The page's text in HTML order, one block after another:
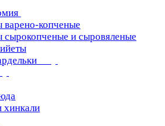
варено-копченые
сырокопченые и сыровяленые
хинкали